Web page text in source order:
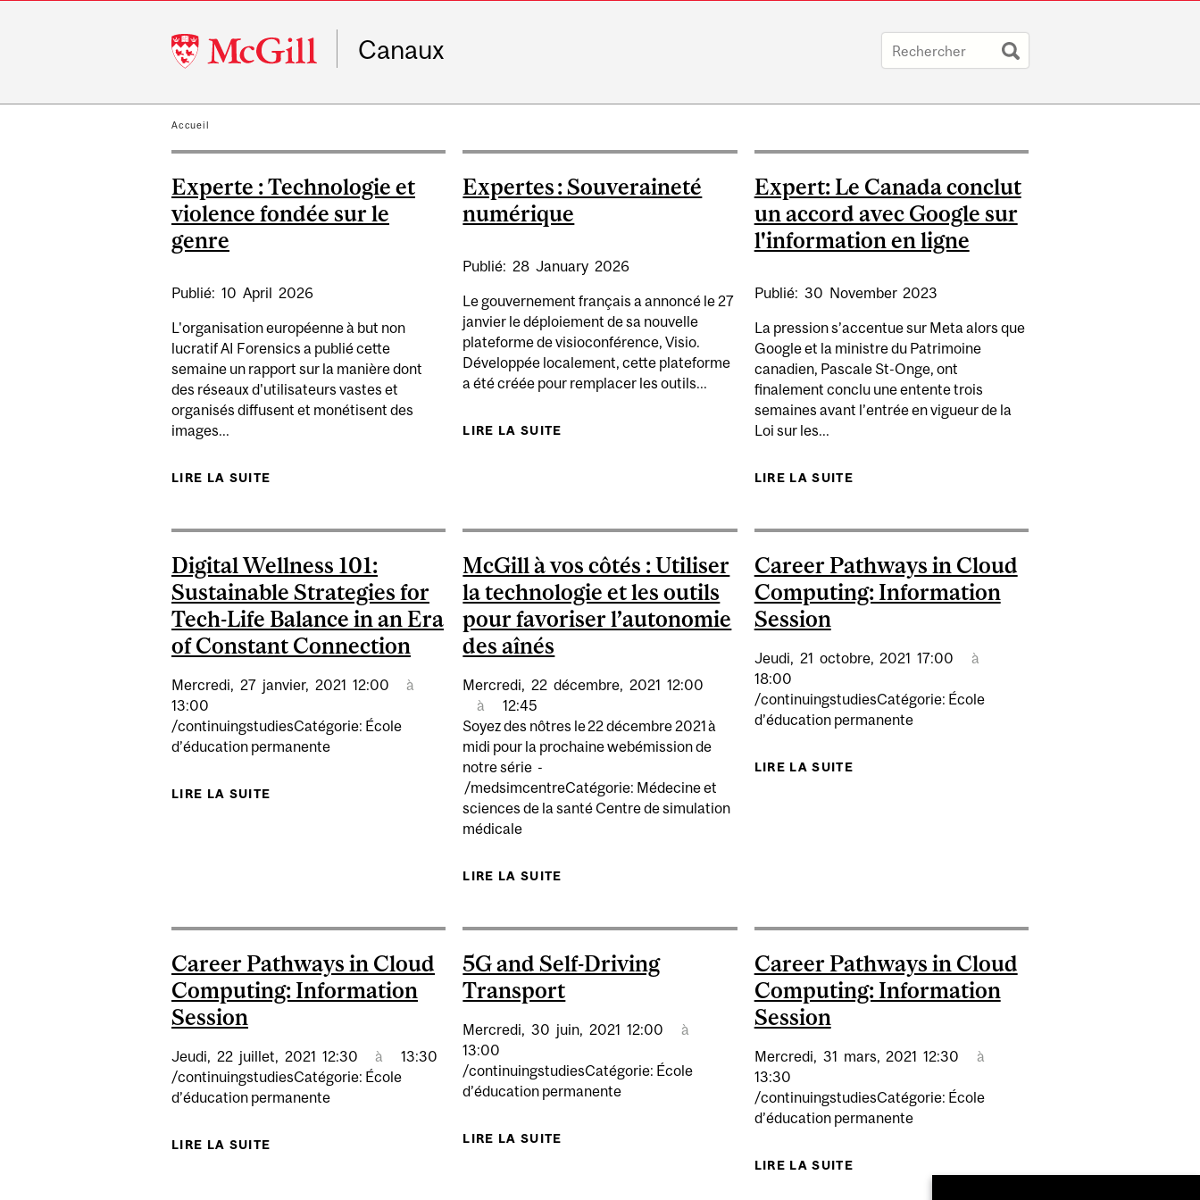
McGill
University
Canaux
Accueil
Experte : Technologie et
violence fondée sur le
genre
Publié: 10 April 2026
L'organisation européenne à but non
lucratif AI Forensics a publié cette
semaine un rapport sur la manière dont
des réseaux d'utilisateurs vastes et
organisés diffusent et monétisent des
images...
LIRE LA SUITE
Expertes : Souveraineté
numérique
Publié: 28 January 2026
Le gouvernement français a annoncé le 27
janvier le déploiement de sa nouvelle
plateforme de visioconférence, Visio.
Développée localement, cette plateforme
a été créée pour remplacer les outils...
LIRE LA SUITE DE EXPERTES : SOUVERAINETÉ NUMÉRIQUE
Expert: Le Canada conclut
un accord avec Google sur
l'information en ligne
Publié: 30 November 2023
La pression s’accentue sur Meta alors que
Google et la ministre du Patrimoine
canadien, Pascale St-Onge, ont
finalement conclu une entente trois
semaines avant l’entrée en vigueur de la
Loi sur les...
LIRE LA SUITE
Digital Wellness 101:
Sustainable Strategies for
Tech-Life Balance in an Era
of Constant Connection
Mercredi, 27 janvier, 2021 12:00
à
13:00
/continuingstudiesCatégorie: École
d’éducation permanente
LIRE LA SUITE DE DIGITAL WELLNESS 101: SUSTAINABLE STRATEGIES FOR TECH-LIFE BALANCE IN AN ERA OF CONSTANT CONNECTION
McGill à vos côtés : Utiliser
la technologie et les outils
pour favoriser l’autonomie
des aînés
Mercredi, 22 décembre, 2021 12:00
à
12:45
Soyez des nôtres le 22 décembre 2021 à
midi pour la prochaine webémission de
notre série -
/medsimcentreCatégorie: Médecine et
sciences de la santé Centre de simulation
médicale
LIRE LA SUITE
Career Pathways in Cloud
Computing: Information
Session
Jeudi, 21 octobre, 2021 17:00
à
18:00
/continuingstudiesCatégorie: École
d’éducation permanente
LIRE LA SUITE
Career Pathways in Cloud
Computing: Information
Session
Jeudi, 22 juillet, 2021 12:30 à
13:30
/continuingstudiesCatégorie: École
d’éducation permanente
LIRE LA SUITE DE CAREER PATHWAYS IN CLOUD COMPUTING: INFORMATION SESSION
5G and Self-Driving
Transport
Mercredi, 30 juin, 2021 12:00
à
13:00
/continuingstudiesCatégorie: École
d’éducation permanente
LIRE LA SUITE
Career Pathways in Cloud
Computing: Information
Session
Mercredi, 31 mars, 2021 12:30
à
13:30
/continuingstudiesCatégorie: École
d’éducation permanente
LIRE LA SUITE